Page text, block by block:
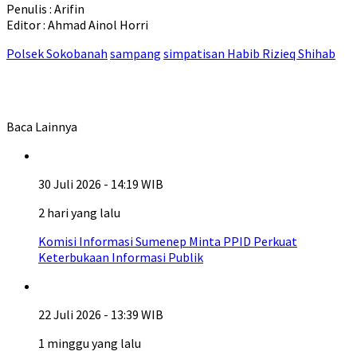
Penulis : Arifin
Editor : Ahmad Ainol Horri
Polsek Sokobanah sampang simpatisan Habib Rizieq Shihab
Baca Lainnya
30 Juli 2026 - 14:19 WIB
2 hari yang lalu
Komisi Informasi Sumenep Minta PPID Perkuat
Keterbukaan Informasi Publik
22 Juli 2026 - 13:39 WIB
1 minggu yang lalu